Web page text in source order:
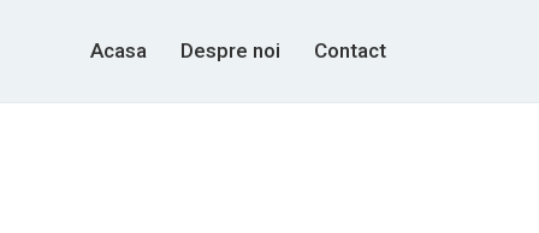
Acasa Despre noi Contact